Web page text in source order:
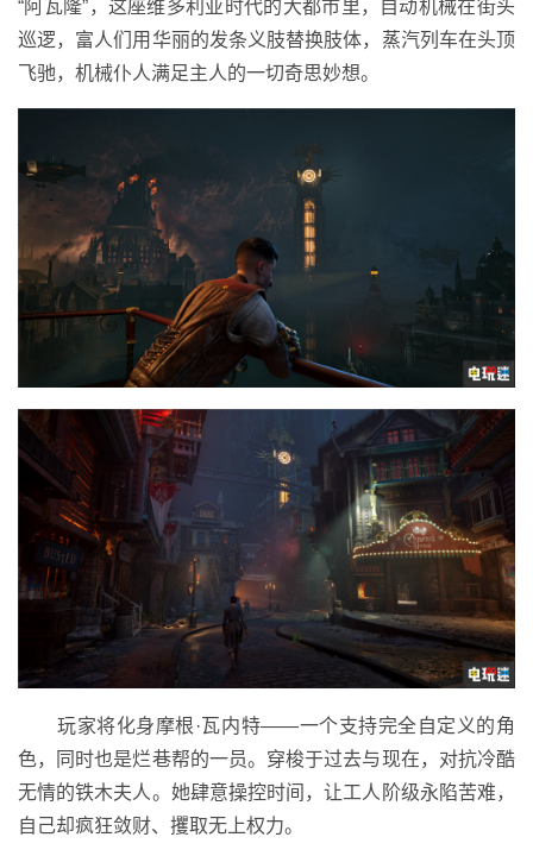
“阿瓦隆”，这座维多利亚时代的大都市里，自动机械在街头
巡逻，富人们用华丽的发条义肢替换肢体，蒸汽列车在头顶
飞驰，机械仆人满足主人的一切奇思妙想。
玩家将化身摩根·瓦内特——一个支持完全自定义的角
色，同时也是烂巷帮的一员。穿梭于过去与现在，对抗冷酷
无情的铁木夫人。她肆意操控时间，让工人阶级永陷苦难，
自己却疯狂敛财、攫取无上权力。